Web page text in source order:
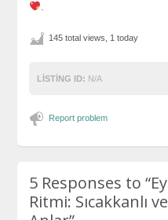
.
145 total views, 1 today
LISTING ID: N/A
Report problem
5 Responses to
Ritmi: Sıcakkanlı